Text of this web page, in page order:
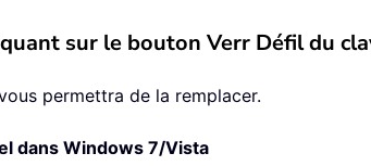
sur le bouton Verr Défil du
permettra de la remplacer.
dans Windows 7/Vista